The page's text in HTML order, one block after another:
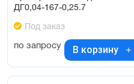
ДГ0,04-167-0,25.7
Под заказ
по запросу В корзину